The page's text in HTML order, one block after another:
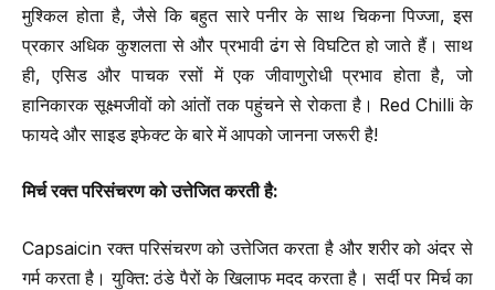
मुश्किल होता है, जैसे कि बहुत सारे पनीर के साथ चिकना पिज्जा, इस
प्रकार अधिक कुशलता से और प्रभावी ढंग से विघटित हो जाते हैं। साथ
ही, एसिड और पाचक रसों में एक जीवाणुरोधी प्रभाव होता है, जो
हानिकारक सूक्ष्मजीवों को आंतों तक पहुंचने से रोकता है। Red Chilli के
फायदे और साइड इफेक्ट के बारे में आपको जानना जरूरी है!
मिर्च रक्त परिसंचरण को उत्तेजित करती है:
Capsaicin रक्त परिसंचरण को उत्तेजित करता है और शरीर को अंदर से
गर्म करता है। युक्ति: ठंडे पैरों के खिलाफ मदद करता है। सर्दी पर मिर्च का